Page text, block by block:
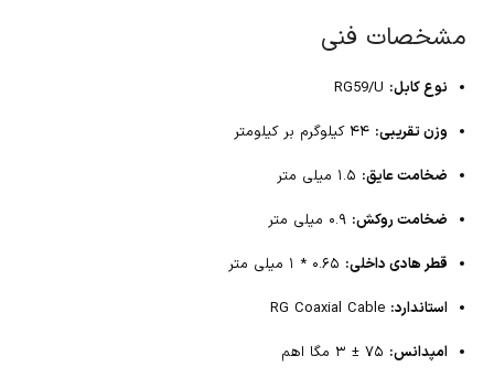
مشخصات فنی
نوع کابل:
وزن تقریبی:
ضخامت عایق:
ضخامت روکش:
قطر هادی داخلی:
استاندارد:
امپدانس: